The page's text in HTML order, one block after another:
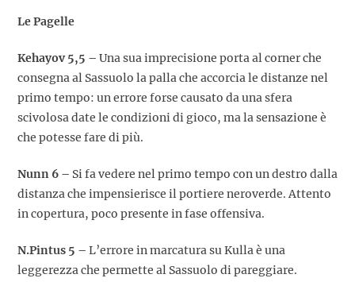
Le Pagelle
Kehayov 5,5 – Una sua imprecisione porta al corner che
consegna al Sassuolo la palla che accorcia le distanze nel
primo tempo: un errore forse causato da una sfera
scivolosa date le condizioni di gioco, ma la sensazione è
che potesse fare di più.
Nunn 6 – Si fa vedere nel primo tempo con un destro dalla
distanza che impensierisce il portiere neroverde. Attento
in copertura, poco presente in fase offensiva.
N.Pintus 5 – L’errore in marcatura su Kulla è una
leggerezza che permette al Sassuolo di pareggiare.